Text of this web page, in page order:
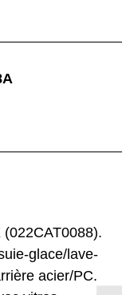
glace/lave-
acier/PC.